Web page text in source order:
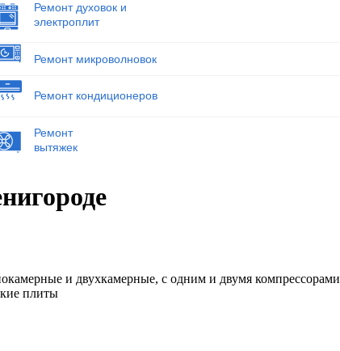
Ремонт духовок и
электроплит
Ремонт микроволновок
Ремонт кондиционеров
Ремонт
вытяжек
и двухкамерные, с одним и двумя компрессорами
плиты